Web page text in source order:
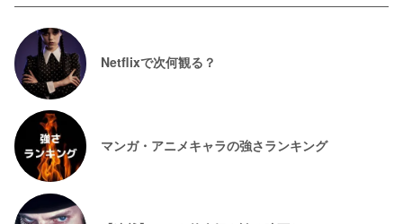
Netflixで次何観る？
マンガ・アニメキャラの強さランキング